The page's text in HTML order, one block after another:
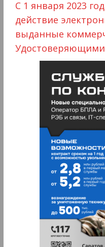
С 1 января 2023
действие
выданные